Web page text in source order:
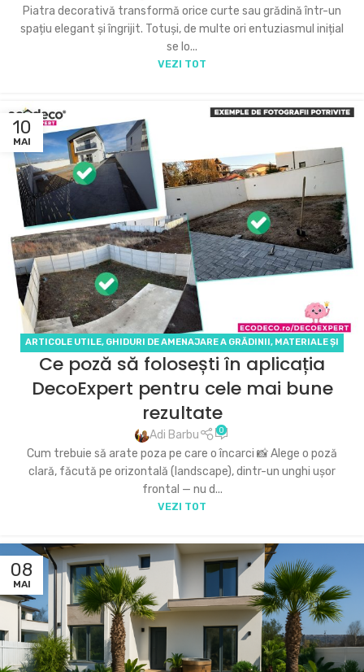
Piatra decorativă transformă orice curte sau grădină într-un
spațiu elegant și îngrijit. Totuși, de multe ori entuziasmul inițial
se lo...
VEZI TOT
10
MAI
ARTICOLE UTILE, GHIDURI DE AMENAJARE A GRĂDINII , MATERIALE ȘI
PRODUSE ECODECO,PROIECTE 2D ȘI 3D
Ce poză să folosești în aplicația
DecoExpert pentru cele mai bune
rezultate
Adi Barbu 0
Cum trebuie să arate poza pe care o încarci 📸 Alege o poză
clară, făcută pe orizontală (landscape), dintr-un unghi ușor
frontal — nu d...
VEZI TOT
08
MAI